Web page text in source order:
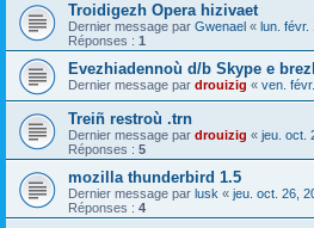
Troidigezh Opera hizivaet
Dernier message par Gwenael « lun. févr.
Réponses : 1
Evezhiadennoù d/b Skype e
Dernier message par drouizig « ven.
Treiñ restroù .trn
Dernier message par drouizig « jeu. oct.
Réponses : 5
mozilla thunderbird 1.5
Dernier message par lusk « jeu. oct. 26,
Réponses : 4